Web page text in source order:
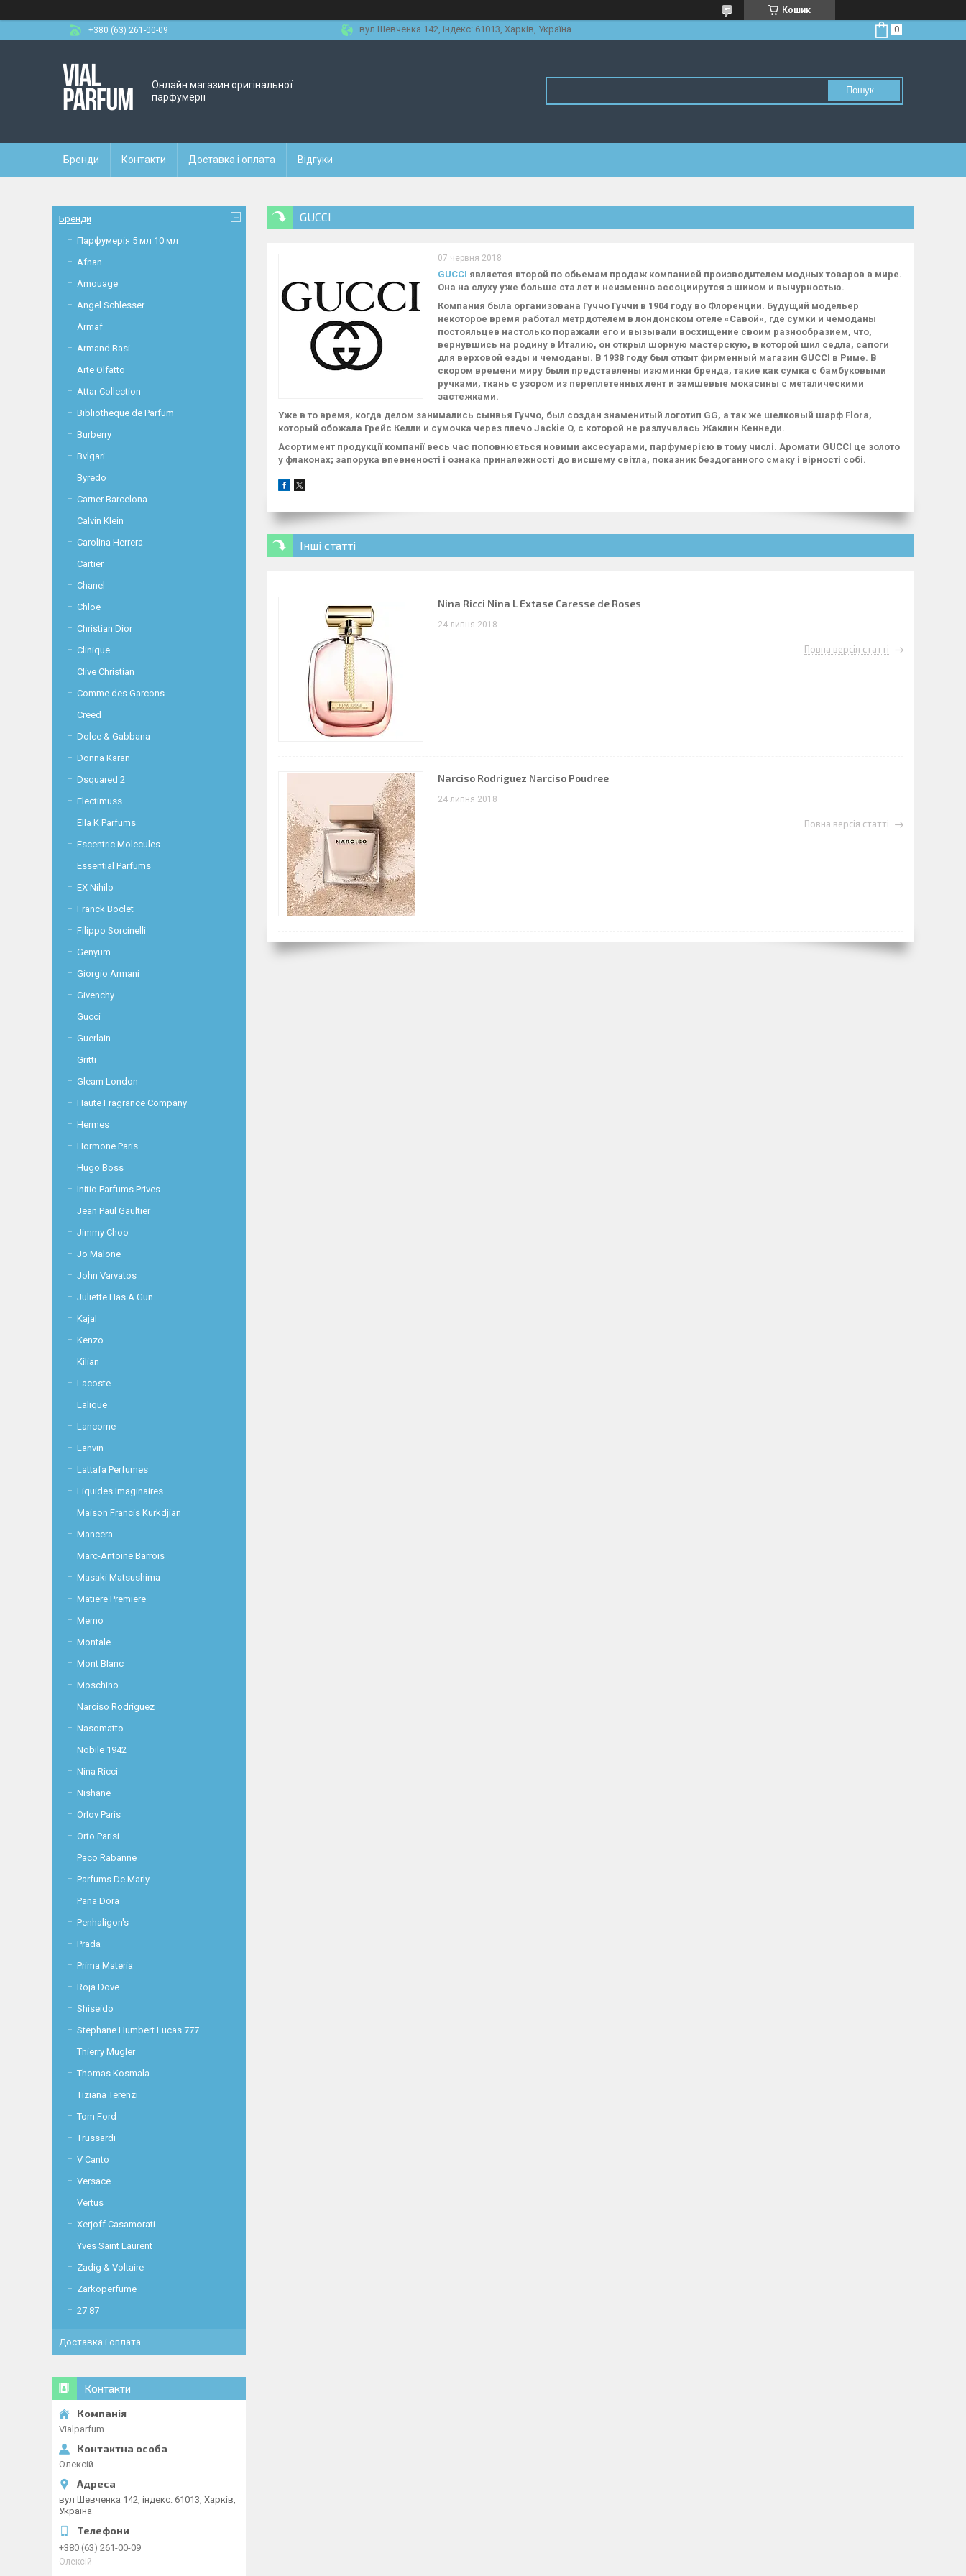
Кошик
+380 (63) 261-00-09
вул Шевченка 142, iндекс: 61013, Харків, Україна
Онлайн магазин оригінальної
парфумерії
Пошук...
Бренди Контакти Доставка і оплата Відгуки
GUCCI
07 червня 2018
GUCCI является второй по обьемам продаж компанией производителем модных товаров в мире.
Она на слуху уже больше ста лет и неизменно ассоциирутся з шиком и вычурностью.
Компания была организована Гуччо Гуччи в 1904 году во Флоренции. Будущий модельер
некоторое время работал метрдотелем в лондонском отеле «Савой», где сумки и чемоданы
постояльцев настолько поражали его и вызывали восхищение своим разнообразием, что,
вернувшись на родину в Италию, он открыл шорную мастерскую, в которой шил седла, сапоги
для верховой езды и чемоданы. В 1938 году был откыт фирменный магазин GUCCI в Риме. В
скором времени миру были представлены изюминки бренда, такие как сумка с бамбуковыми
ручками, ткань с узором из переплетенных лент и замшевые мокасины с металическими
застежками.
Уже в то время, когда делом занимались сынвья Гуччо, был создан знаменитый логотип GG, а так же шелковый шарф Flora,
который обожала Грейс Келли и сумочка через плечо Jackie O, с которой не разлучалась Жаклин Кеннеди.
Асортимент продукції компанії весь час поповнюється новими аксесуарами, парфумерією в тому числі. Аромати GUCCI це золото
у флаконах; запорука впевненості і ознака приналежності до висшему світла, показник бездоганного смаку і вірності собі.
Інші статті
Nina Ricci Nina L Extase Caresse de Roses
24 липня 2018
Повна версія статті
Narciso Rodriguez Narciso Poudree
24 липня 2018
Повна версія статті
Бренди
Парфумерія 5 мл 10 мл
Afnan
Amouage
Angel Schlesser
Armaf
Armand Basi
Arte Olfatto
Attar Collection
Bibliotheque de Parfum
Burberry
Bvlgari
Byredo
Carner Barcelona
Calvin Klein
Carolina Herrera
Cartier
Chanel
Chloe
Christian Dior
Clinique
Clive Christian
Comme des Garcons
Creed
Dolce & Gabbana
Donna Karan
Dsquared 2
Electimuss
Ella K Parfums
Escentric Molecules
Essential Parfums
EX Nihilo
Franck Boclet
Filippo Sorcinelli
Genyum
Giorgio Armani
Givenchy
Gucci
Guerlain
Gritti
Gleam London
Haute Fragrance Company
Hermes
Hormone Paris
Hugo Boss
Initio Parfums Prives
Jean Paul Gaultier
Jimmy Choo
Jo Malone
John Varvatos
Juliette Has A Gun
Kajal
Kenzo
Kilian
Lacoste
Lalique
Lancome
Lanvin
Lattafa Perfumes
Liquides Imaginaires
Maison Francis Kurkdjian
Mancera
Marc-Antoine Barrois
Masaki Matsushima
Matiere Premiere
Memo
Montale
Mont Blanc
Moschino
Narciso Rodriguez
Nasomatto
Nobile 1942
Nina Ricci
Nishane
Orlov Paris
Orto Parisi
Paco Rabanne
Parfums De Marly
Pana Dora
Penhaligon's
Prada
Prima Materia
Roja Dove
Shiseido
Stephane Humbert Lucas 777
Thierry Mugler
Thomas Kosmala
Tiziana Terenzi
Tom Ford
Trussardi
V Canto
Versace
Vertus
Xerjoff Casamorati
Yves Saint Laurent
Zadig & Voltaire
Zarkoperfume
27 87
Доставка і оплата
Контакти
Vialparfum
Олексій
вул Шевченка 142, iндекс: 61013, Харків,
Україна
+380 (63) 261-00-09
Олексій